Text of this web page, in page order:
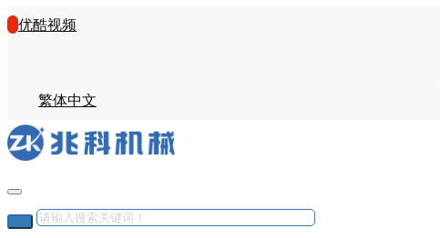
优酷视频
繁体中文